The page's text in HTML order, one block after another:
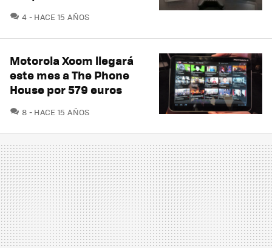
4 COMENTARIOS
HACE 15 AÑOS
Motorola Xoom llegará
este mes a The Phone
House por 579 euros
8 COMENTARIOS
HACE 15 AÑOS